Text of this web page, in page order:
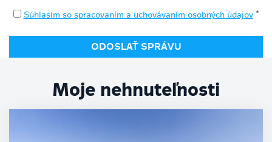
Súhlasím so spracovaním a uchovávaním osobných údajov *
Moje nehnuteľnosti